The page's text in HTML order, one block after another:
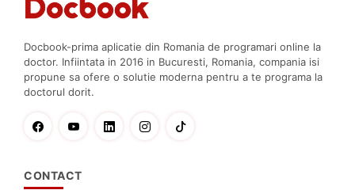
Docbook-prima aplicatie din Romania de programari online la
doctor. Infiintata in 2016 in Bucuresti, Romania, compania isi
propune sa ofere o solutie moderna pentru a te programa la
doctorul dorit.
CONTACT